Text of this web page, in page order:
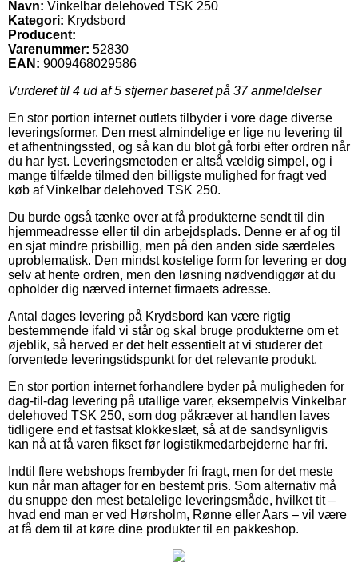
Navn: Vinkelbar delehoved TSK 250
Kategori: Krydsbord
Producent:
Varenummer: 52830
EAN: 9009468029586
Vurderet til 4 ud af 5 stjerner baseret på 37anmeldelser
En stor portion internet outlets tilbyder i vore dage diverse
leveringsformer. Den mest almindelige er lige nu levering til
et afhentningssted, og så kan du blot gå forbi efter ordren når
du har lyst. Leveringsmetoden er altså vældig simpel, og i
mange tilfælde tilmed den billigste mulighed for fragt ved
køb af Vinkelbar delehoved TSK 250.
Du burde også tænke over at få produkterne sendt til din
hjemmeadresse eller til din arbejdsplads. Denne er af og til
en sjat mindre prisbillig, men på den anden side særdeles
uproblematisk. Den mindst kostelige form for levering er dog
selv at hente ordren, men den løsning nødvendiggør at du
opholder dig nærved internet firmaets adresse.
Antal dages levering på Krydsbord kan være rigtig
bestemmende ifald vi står og skal bruge produkterne om et
øjeblik, så herved er det helt essentielt at vi studerer det
forventede leveringstidspunkt for det relevante produkt.
En stor portion internet forhandlere byder på muligheden for
dag-til-dag levering på utallige varer, eksempelvis Vinkelbar
delehoved TSK 250, som dog påkræver at handlen laves
tidligere end et fastsat klokkeslæt, så at de sandsynligvis
kan nå at få varen fikset før logistikmedarbejderne har fri.
Indtil flere webshops frembyder fri fragt, men for det meste
kun når man aftager for en bestemt pris. Som alternativ må
du snuppe den mest betalelige leveringsmåde, hvilket tit –
hvad end man er ved Hørsholm, Rønne eller Aars – vil være
at få dem til at køre dine produkter til en pakkeshop.